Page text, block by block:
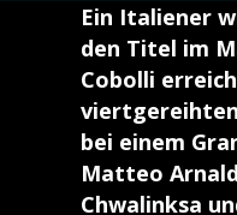
Ein Italiener
den Titel im
Cobolli
viertgereihten
bei einem
Matteo
Chwalinksa